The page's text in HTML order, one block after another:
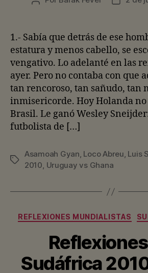
entrada
entrada
1.- Sabía que detrás de ese
estatura y menos cabello, se
vengativo. Lo adelanté en las
ayer. Pero no contaba con que
tan rencoroso, tan sañudo, tan
inmisericorde. Hoy Holanda no
Brasil. Le ganó Wesley
futbolista de […]
Etiquetas
Asamoah Gyan, Loco Abreu, Luis
2010, Uruguay vs Ghana
REFLEXIONES MUNDIALISTAS
Sudáfrica